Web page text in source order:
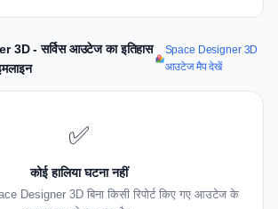
3D - सर्विस आउटेज का इतिहास
Space Designer 3D
आउटेज मैप देखें
✅
कोई हालिया घटना नहीं
Designer 3D बिना किसी रिपोर्ट किए गए आउटेज के